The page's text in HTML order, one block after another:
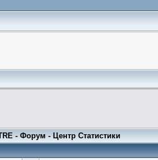
- Форум - Центр Статистики